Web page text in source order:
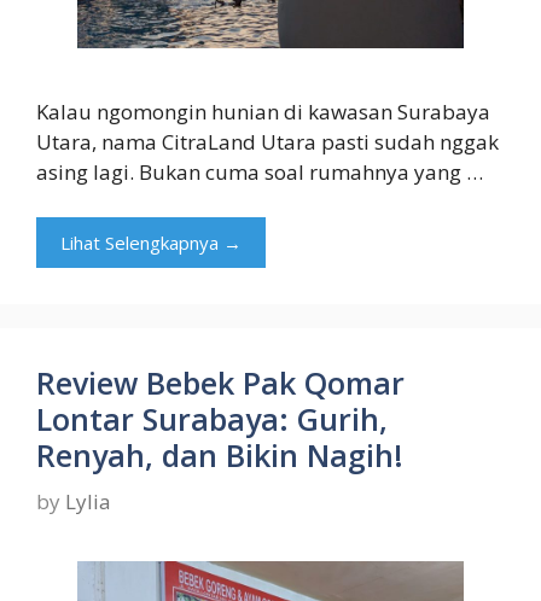
Kalau ngomongin hunian di kawasan Surabaya
Utara, nama CitraLand Utara pasti sudah nggak
asing lagi. Bukan cuma soal rumahnya yang …
Lihat Selengkapnya →
Review Bebek Pak Qomar
Lontar Surabaya: Gurih,
Renyah, dan Bikin Nagih!
by Lylia